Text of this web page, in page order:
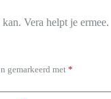
Vera helpt je ermee.
gemarkeerd met*